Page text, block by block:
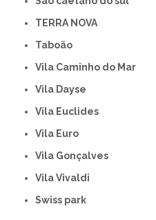
TERRA NOVA
Taboão
Vila Caminho do Mar
Vila Dayse
Vila Euclides
Vila Euro
Vila Gonçalves
Vila Vivaldi
swiss park